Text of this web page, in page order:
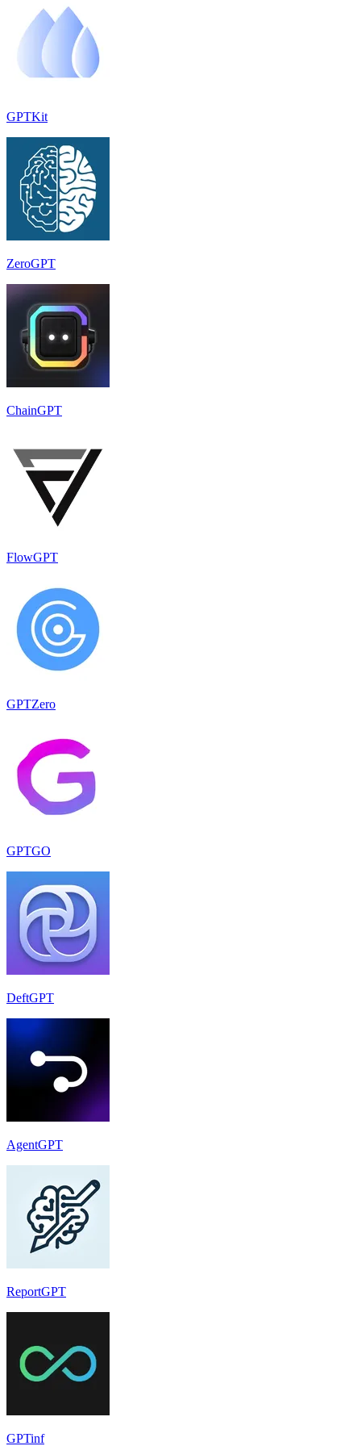
GPTKit
ZeroGPT
ChainGPT
FlowGPT
GPTZero
GPTGO
DeftGPT
AgentGPT
ReportGPT
GPTinf